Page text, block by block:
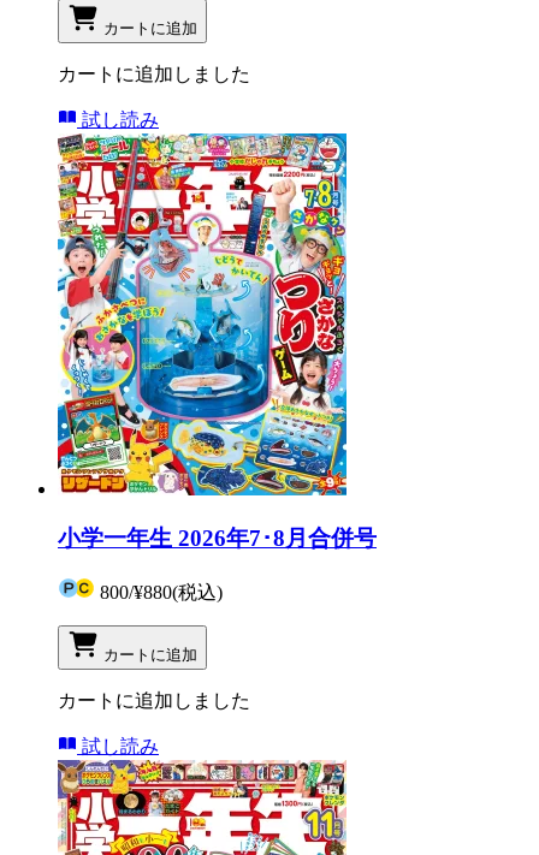
カートに追加
カートに追加しました
試し読み
小学一年生 2026年7･8月合併号
800/¥880(税込)
カートに追加
カートに追加しました
試し読み